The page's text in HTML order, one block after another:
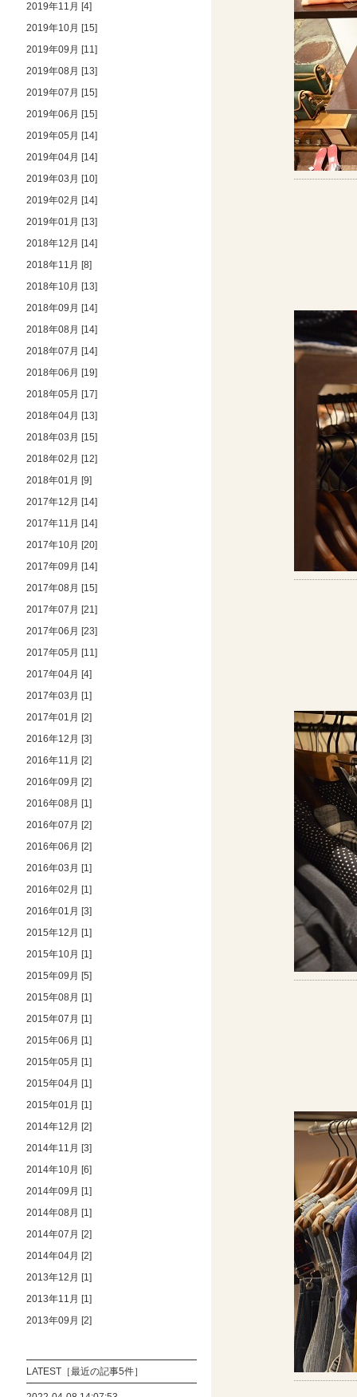
2019年11月 [4]
2019年10月 [15]
2019年09月 [11]
2019年08月 [13]
2019年07月 [15]
2019年06月 [15]
2019年05月 [14]
2019年04月 [14]
2019年03月 [10]
2019年02月 [14]
2019年01月 [13]
2018年12月 [14]
2018年11月 [8]
2018年10月 [13]
2018年09月 [14]
2018年08月 [14]
2018年07月 [14]
2018年06月 [19]
2018年05月 [17]
2018年04月 [13]
2018年03月 [15]
2018年02月 [12]
2018年01月 [9]
2017年12月 [14]
2017年11月 [14]
2017年10月 [20]
2017年09月 [14]
2017年08月 [15]
2017年07月 [21]
2017年06月 [23]
2017年05月 [11]
2017年04月 [4]
2017年03月 [1]
2017年01月 [2]
2016年12月 [3]
2016年11月 [2]
2016年09月 [2]
2016年08月 [1]
2016年07月 [2]
2016年06月 [2]
2016年03月 [1]
2016年02月 [1]
2016年01月 [3]
2015年12月 [1]
2015年10月 [1]
2015年09月 [5]
2015年08月 [1]
2015年07月 [1]
2015年06月 [1]
2015年05月 [1]
2015年04月 [1]
2015年01月 [1]
2014年12月 [2]
2014年11月 [3]
2014年10月 [6]
2014年09月 [1]
2014年08月 [1]
2014年07月 [2]
2014年04月 [2]
2013年12月 [1]
2013年11月 [1]
2013年09月 [2]
LATEST［最近の記事5件］